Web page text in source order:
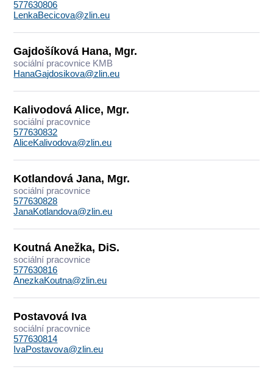
577630806
LenkaBecicova@zlin.eu
Gajdošíková Hana, Mgr.
sociální pracovnice KMB
HanaGajdosikova@zlin.eu
Kalivodová Alice, Mgr.
sociální pracovnice
577630832
AliceKalivodova@zlin.eu
Kotlandová Jana, Mgr.
sociální pracovnice
577630828
JanaKotlandova@zlin.eu
Koutná Anežka, DiS.
sociální pracovnice
577630816
AnezkaKoutna@zlin.eu
Postavová Iva
sociální pracovnice
577630814
IvaPostavova@zlin.eu